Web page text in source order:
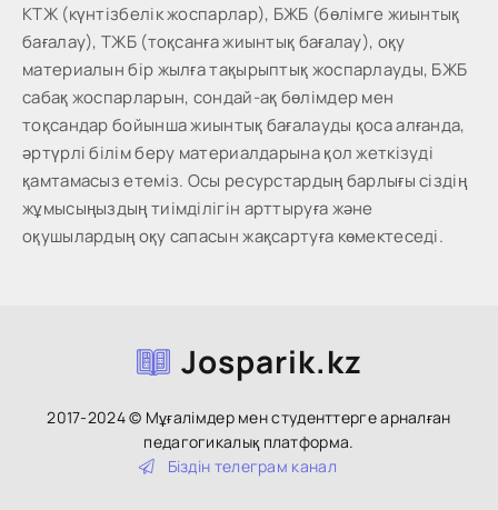
КТЖ (күнтізбелік жоспарлар), БЖБ (бөлімге жиынтық
бағалау), ТЖБ (тоқсанға жиынтық бағалау), оқу
материалын бір жылға тақырыптық жоспарлауды, БЖБ
сабақ жоспарларын, сондай-ақ бөлімдер мен
тоқсандар бойынша жиынтық бағалауды қоса алғанда,
әртүрлі білім беру материалдарына қол жеткізуді
қамтамасыз етеміз. Осы ресурстардың барлығы сіздің
жұмысыңыздың тиімділігін арттыруға және
оқушылардың оқу сапасын жақсартуға көмектеседі.
Josparik.kz
2017-2024 © Мұғалімдер мен студенттерге арналған
педагогикалық платформа.
Біздін тeлeгpaм кaнaл